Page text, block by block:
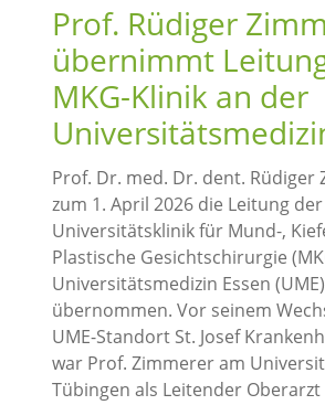
Prof. Rüdiger
übernimmt
MKG-Klinik an der
Prof. Dr. med. Dr. dent. Rüdiger
zum 1. April 2026 die Leitung der
Universitätsklinik für Mund-,
Plastische Gesichtschirurgie
Universitätsmedizin Essen (UME)
übernommen. Vor seinem
UME-Standort St. Josef
war Prof. Zimmerer am
Tübingen als Leitender